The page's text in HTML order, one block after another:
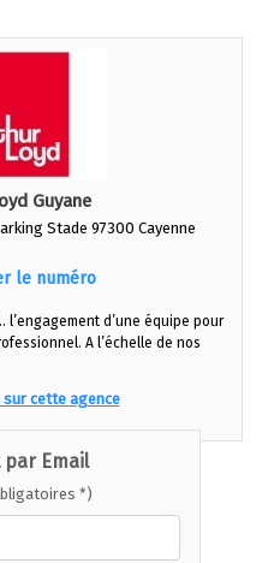
Guyane
Stade 97300 Cayenne
le numéro
l’engagement d’une équipe pour
A l’échelle de nos
sur cette agence
par Email
*)